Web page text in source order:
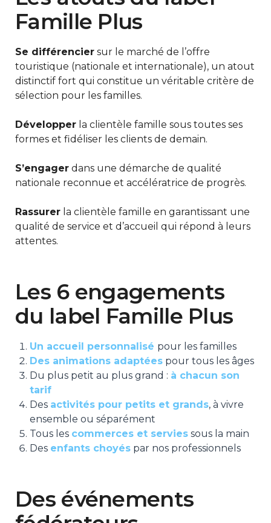
Famille Plus
Se différencier sur le marché de l’offre
touristique (nationale et internationale), un atout
distinctif fort qui constitue un véritable critère de
sélection pour les familles.
Développer la clientèle famille sous toutes ses
formes et fidéliser les clients de demain.
S’engager dans une démarche de qualité
nationale reconnue et accélératrice de progrès.
Rassurer la clientèle famille en garantissant une
qualité de service et d’accueil qui répond à leurs
attentes.
Les 6 engagements
du label Famille Plus
Un accueil personnalisé pour les familles
Des animations adaptées pour tous les âges
Du plus petit au plus grand : à chacun son
tarif
Des activités pour petits et grands, à vivre
ensemble ou séparément
Tous les commerces et servies sous la main
Des enfants choyés par nos professionnels
Des événements